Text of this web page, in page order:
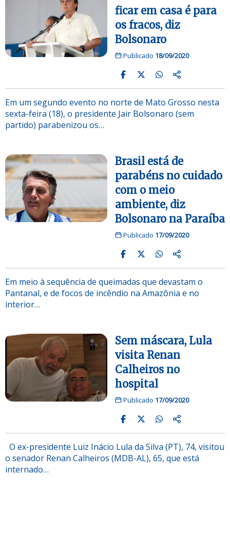
ficar em casa é para
os fracos, diz
Bolsonaro
Publicado 18/09/2020
Em um segundo evento no norte de Mato Grosso nesta
sexta-feira (18), o presidente Jair Bolsonaro (sem
partido) parabenizou os…
Brasil está de
parabéns no cuidado
com o meio
ambiente, diz
Bolsonaro na Paraíba
Publicado 17/09/2020
Em meio à sequência de queimadas que devastam o
Pantanal, e de focos de incêndio na Amazônia e no
interior…
Sem máscara, Lula
visita Renan
Calheiros no
hospital
Publicado 17/09/2020
O ex-presidente Luiz Inácio Lula da Silva (PT), 74, visitou
o senador Renan Calheiros (MDB-AL), 65, que está
internado…